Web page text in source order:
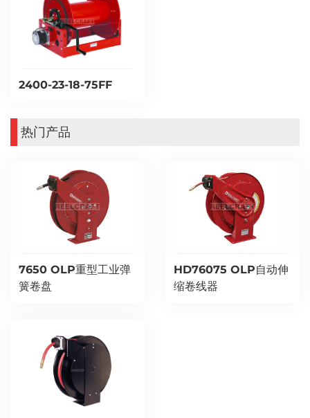
2400-23-18-75FF
热门产品
7650 OLP重型工业弹
簧卷盘
HD76075 OLP自动伸
缩卷线器